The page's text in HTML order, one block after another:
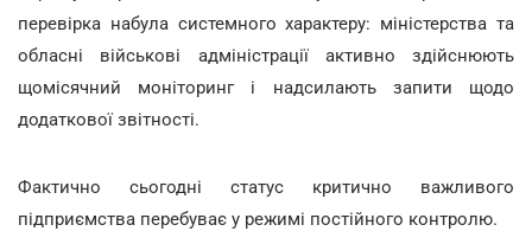
перевірка набула системного характеру: міністерства та
обласні військові адміністрації активно здійснюють
щомісячний моніторинг і надсилають запити щодо
додаткової звітності.
Фактично сьогодні статус критично важливого
підприємства перебуває у режимі постійного контролю.